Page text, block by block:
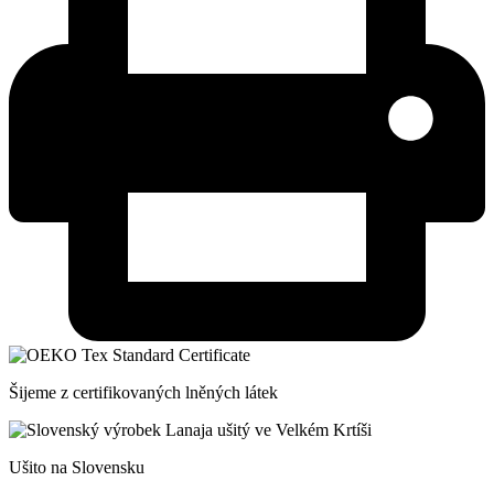
Šijeme z certifikovaných lněných látek
Ušito na Slovensku